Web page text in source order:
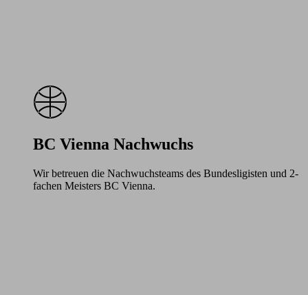
BC Vienna Nachwuchs
Wir betreuen die Nachwuchsteams des Bundesligisten und 2-
fachen Meisters BC Vienna.